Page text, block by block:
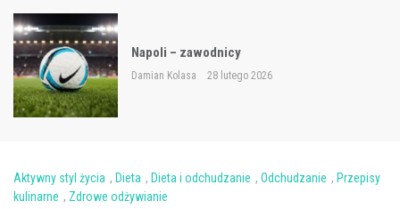
Napoli – zawodnicy
Damian Kolasa 28 lutego 2026
Aktywny styl życia , Dieta , Dieta i odchudzanie , Odchudzanie , Przepisy
kulinarne , Zdrowe odżywianie